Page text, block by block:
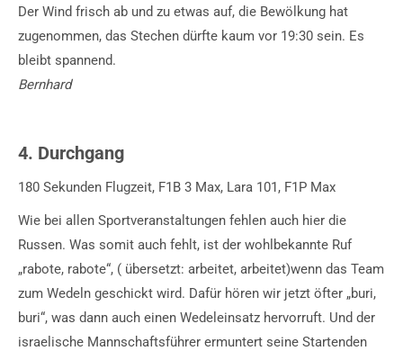
Der Wind frisch ab und zu etwas auf, die Bewölkung hat
zugenommen, das Stechen dürfte kaum vor 19:30 sein. Es
bleibt spannend.
Bernhard
4. Durchgang
180 Sekunden Flugzeit, F1B 3 Max, Lara 101, F1P Max
Wie bei allen Sportveranstaltungen fehlen auch hier die
Russen. Was somit auch fehlt, ist der wohlbekannte Ruf
„rabote, rabote“, ( übersetzt: arbeitet, arbeitet)wenn das Team
zum Wedeln geschickt wird. Dafür hören wir jetzt öfter „buri,
buri“, was dann auch einen Wedeleinsatz hervorruft. Und der
israelische Mannschaftsführer ermuntert seine Startenden